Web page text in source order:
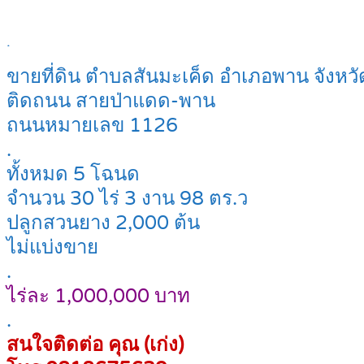
.
ขายที่ดิน ตำบลสันมะเค็ด อำเภอพาน จังหวั
ติดถนน สายป่าแดด-พาน
ถนนหมายเลข 1126
.
ทั้งหมด 5 โฉนด
จำนวน 30 ไร่ 3 งาน 98 ตร.ว
ปลูกสวนยาง 2,000 ต้น
ไม่แบ่งขาย
.
ไร่ละ 1,000,000 บาท
.
สนใจติดต่อ คุณ (เก่ง)